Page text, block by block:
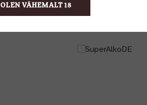
OLEN VÄHEMALT 18